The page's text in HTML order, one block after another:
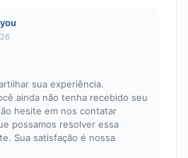
sua experiência.
ainda não tenha recebido seu
hesite em nos contatar
possamos resolver essa
Sua satisfação é nossa